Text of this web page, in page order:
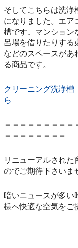
そしてこちらは洗浄
になりました。エア
槽です。マンション
呂場を借りたりする
などのスペースがあ
る商品です。
クリーニング洗浄
ら
＝＝＝＝＝＝＝＝＝
＝＝＝＝＝＝＝＝
リニューアルされ
のでご期待下さいま
暗いニュースが多い
様へ快適な空気をご